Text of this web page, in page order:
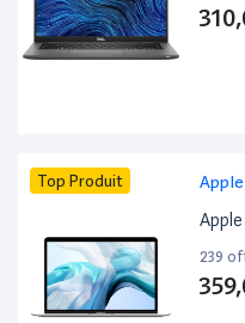
Top Produit Apple
239